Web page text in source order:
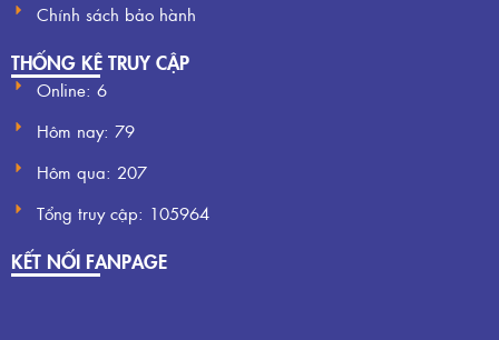
Chính sách bảo hành
THỐNG KÊ TRUY CẬP
Online: 6
Hôm nay: 79
Hôm qua: 207
Tổng truy cập: 105964
KẾT NỐI FANPAGE